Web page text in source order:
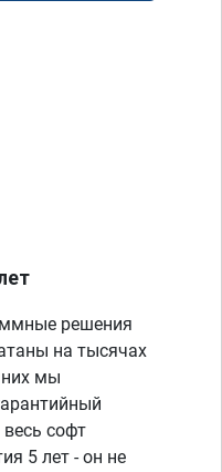
решения
на тысячах
них мы
софт
5 лет - он не